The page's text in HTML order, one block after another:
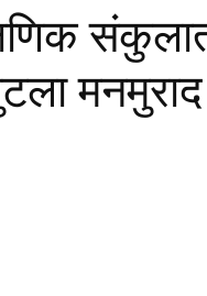
लुटला